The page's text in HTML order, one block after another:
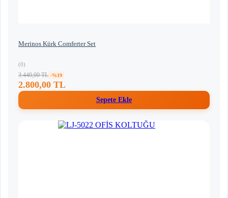
Merinos Kürk Comferter Set
(0)
3.440,00 TL -%19
2.800,00 TL
Sepete Ekle